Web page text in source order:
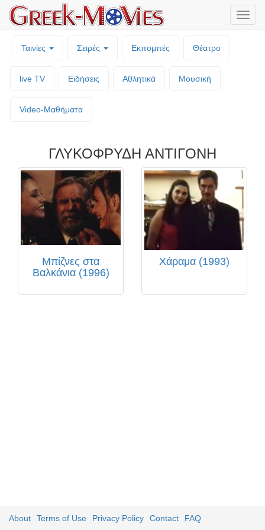
Ταινίες Σειρές Εκπομπές Θέατρο
live TV Ειδήσεις Αθλητικά Μουσική
Video-Mαθήματα
ΓΛΥΚΟΦΡΥΔΗ ΑΝΤΙΓΟΝΗ
Μπίζνες στα
Βαλκάνια (1996)
Χάραμα (1993)
About Terms of Use Privacy Policy Contact FAQ